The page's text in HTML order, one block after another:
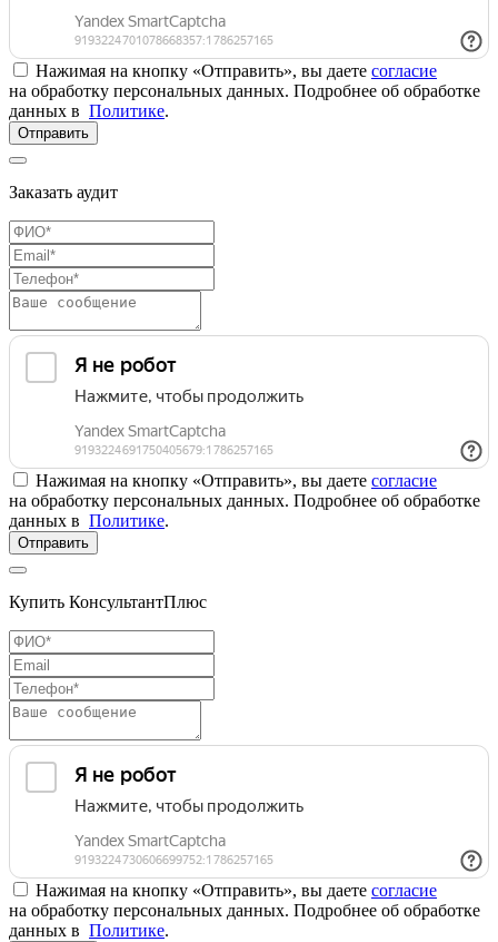
Нажимая на кнопку «Отправить», вы даете согласие
на обработку персональных данных. Подробнее об обработке
данных в Политике.
Отправить
Заказать аудит
Нажимая на кнопку «Отправить», вы даете согласие
на обработку персональных данных. Подробнее об обработке
данных в Политике.
Отправить
Купить КонсультантПлюс
Нажимая на кнопку «Отправить», вы даете согласие
на обработку персональных данных. Подробнее об обработке
данных в Политике.